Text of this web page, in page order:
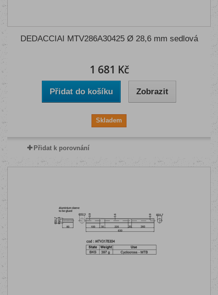
DEDACCIAI MTV286A30425 Ø 28,6 mm sedlová
1 681 Kč
Přidat do košíku Zobrazit
Skladem
Přidat k porovnání